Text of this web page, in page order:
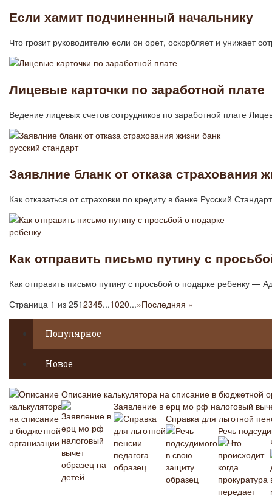
Если хамит подчиненный начальнику
Что грозит руководителю если он орет, оскорбляет и унижает
Лицевые карточки по заработной плате
Ведение лицевых счетов сотрудников по заработной плате
Заявлние бланк от отказа страхования
Как отказаться от страховки по кредиту в банке Русский
Как отправить письмо путину с
Как отправить письмо путину с просьбой о подарке ребенку —
Страница 1 из 2512345...1020...»Последняя »
Популярное
Новое
Описание калькулятора на списание в бюджетной
Заявление в ерц мо рф налоговый
Справка для льготной
Речь